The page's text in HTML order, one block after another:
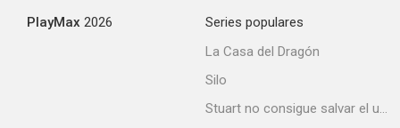
PlayMax 2026
Series populares
La Casa del Dragón
Silo
Stuart no consigue salvar el universo